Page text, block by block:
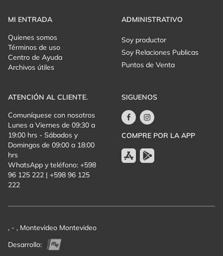
MI ENTRADA
Quienes somos
Términos de uso
Centro de Ayuda
Archivos útiles
ADMINISTRATIVO
Soy productor
Soy Relaciones Publicas
Puntos de Venta
ATENCIÓN AL CLIENTE.
Comuníquese con nosotros
Lunes a Viernes de 09:30 a
19:00 hrs - Sábados y
Domingos de 09:00 a 18:00
hrs
WhatsApp y teléfono: +598
96 125 222 | +598 96 125
222
SIGUENOS
COMPRE POR LA APP
Desarrollo:
, - , Montevideo Montevideo